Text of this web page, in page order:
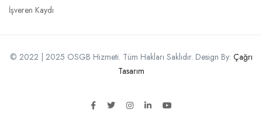
İşveren Kaydı
© 2022 | 2025 OSGB Hizmeti. Tüm Hakları Saklıdır. Design By: Çağrı
Tasarım